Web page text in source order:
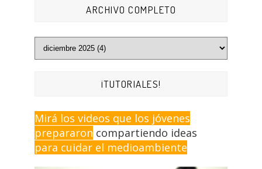
ARCHIVO COMPLETO
¡TUTORIALES!
Mirá los videos que los jóvenes
prepararon compartiendo ideas
para cuidar el medioambiente